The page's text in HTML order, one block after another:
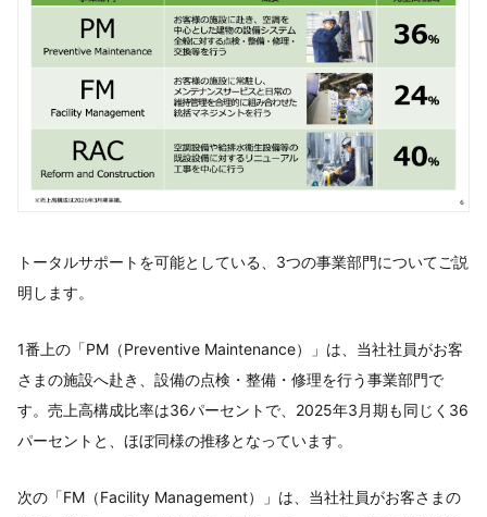
トータルサポートを可能としている、3つの事業部門についてご説
明します。
1番上の「PM（Preventive Maintenance）」は、当社社員がお客
さまの施設へ赴き、設備の点検・整備・修理を行う事業部門で
す。売上高構成比率は36パーセントで、2025年3月期も同じく36
パーセントと、ほぼ同様の推移となっています。
次の「FM（Facility Management）」は、当社社員がお客さまの